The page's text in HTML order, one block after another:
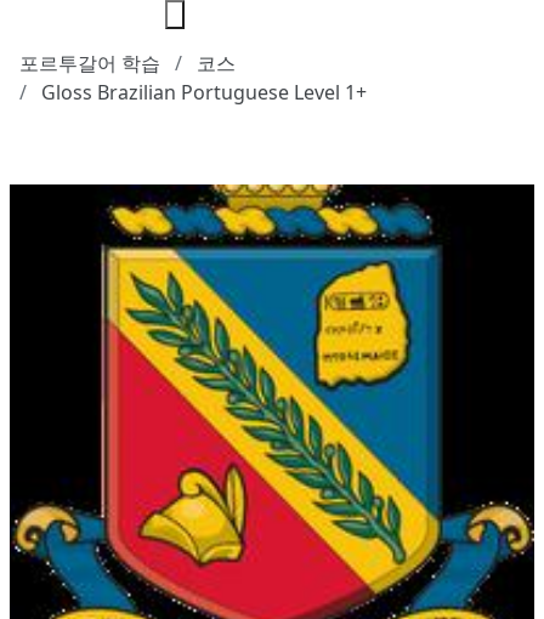
포르투갈어 학습
코스
Gloss Brazilian Portuguese Level 1+